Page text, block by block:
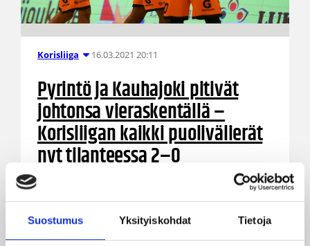
Suostumus Yksityiskohdat Tietoja
Korisliiga 16.03.2021 20:11
Pyrintö ja Kauhajoki pitivät
johtonsa vieraskentällä –
Korisliigan kaikki puolivälierät
nyt tilanteessa 2–0
vastustajilleen. Asemaansa vahvistivat Kauhajoki
ja Tampereen Pyrintö.